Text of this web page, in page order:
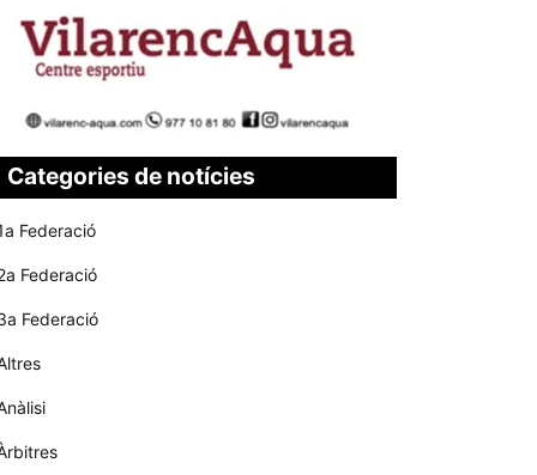
Categories de notícies
Federació
Federació
Federació